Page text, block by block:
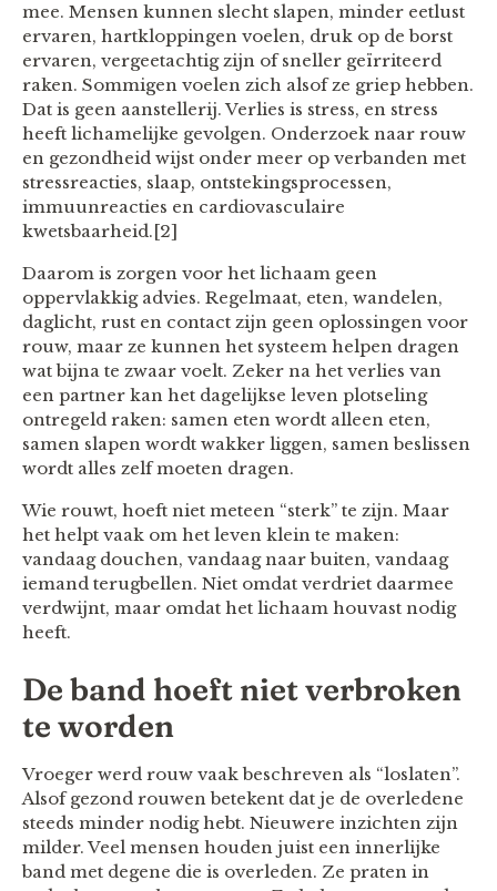
mee. Mensen kunnen slecht slapen, minder eetlust
ervaren, hartkloppingen voelen, druk op de borst
ervaren, vergeetachtig zijn of sneller geïrriteerd
raken. Sommigen voelen zich alsof ze griep hebben.
Dat is geen aanstellerij. Verlies is stress, en stress
heeft lichamelijke gevolgen. Onderzoek naar rouw
en gezondheid wijst onder meer op verbanden met
stressreacties, slaap, ontstekingsprocessen,
immuunreacties en cardiovasculaire
kwetsbaarheid.[2]
Daarom is zorgen voor het lichaam geen
oppervlakkig advies. Regelmaat, eten, wandelen,
daglicht, rust en contact zijn geen oplossingen voor
rouw, maar ze kunnen het systeem helpen dragen
wat bijna te zwaar voelt. Zeker na het verlies van
een partner kan het dagelijkse leven plotseling
ontregeld raken: samen eten wordt alleen eten,
samen slapen wordt wakker liggen, samen beslissen
wordt alles zelf moeten dragen.
Wie rouwt, hoeft niet meteen “sterk” te zijn. Maar
het helpt vaak om het leven klein te maken:
vandaag douchen, vandaag naar buiten, vandaag
iemand terugbellen. Niet omdat verdriet daarmee
verdwijnt, maar omdat het lichaam houvast nodig
heeft.
De band hoeft niet verbroken
te worden
Vroeger werd rouw vaak beschreven als “loslaten”.
Alsof gezond rouwen betekent dat je de overledene
steeds minder nodig hebt. Nieuwere inzichten zijn
milder. Veel mensen houden juist een innerlijke
band met degene die is overleden. Ze praten in